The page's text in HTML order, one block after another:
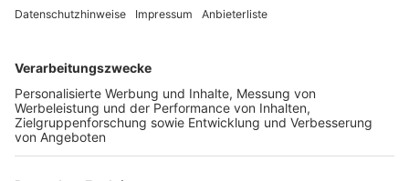
Freiburger Wochenbericht
Der Wochenbericht
wurde zum 31. Juli 2026
eingestellt.